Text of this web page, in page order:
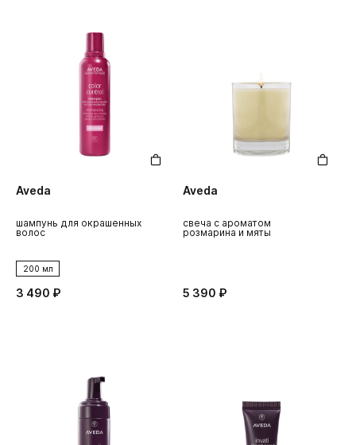
Aveda
шампунь для окрашенных
волос
200 мл
3 490 ₽
Aveda
свеча с ароматом
розмарина и мяты
5 390 ₽